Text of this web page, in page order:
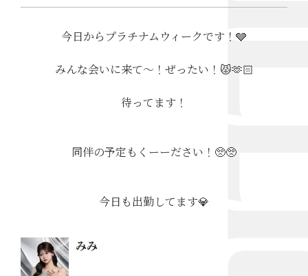
今日からプラチナムウィークです！🩶
みんな会いに来て〜！ぜったい！😾🫶🏻
待ってます！
同伴の予定もくーーださい！🥺🥺
今日も出勤してます💎
みみ